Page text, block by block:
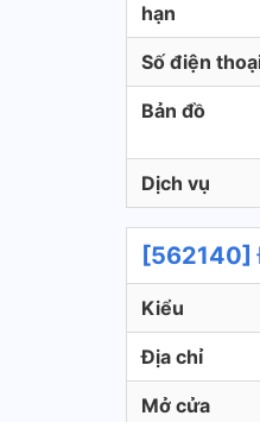
hạn
Số điện
Bản đồ
Dịch vụ
[562140]
Kiểu
Địa chỉ
Mở cửa